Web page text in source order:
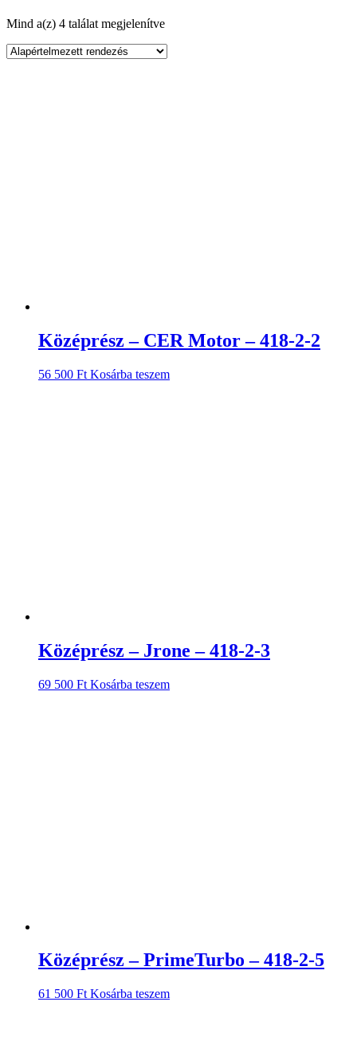
Mind a(z) 4 találat megjelenítve
Középrész – CER Motor – 418-2-2
56 500 Ft Kosárba teszem
Középrész – Jrone – 418-2-3
69 500 Ft Kosárba teszem
Középrész – PrimeTurbo – 418-2-5
61 500 Ft Kosárba teszem